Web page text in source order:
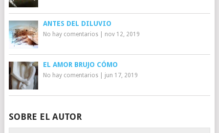
ANTES DEL DILUVIO
No hay comentarios| nov 12, 2019
EL AMOR BRUJO CÓMO
No hay comentarios| jun 17, 2019
SOBRE EL AUTOR